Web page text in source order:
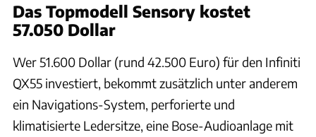
Das Topmodell Sensory kostet
57.050 Dollar
Wer 51.600 Dollar (rund 42.500 Euro) für den Infiniti
QX55 investiert, bekommt zusätzlich unter anderem
ein Navigations-System, perforierte und
klimatisierte Ledersitze, eine Bose-Audioanlage mit